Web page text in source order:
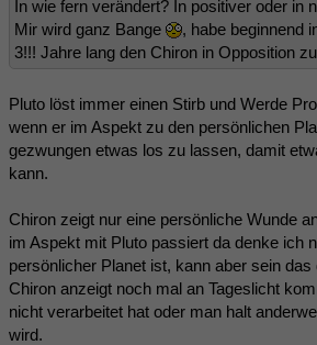
In wie fern verändert? In positiver oder in
Mir wird ganz Bange
, habe beginnend
3!!! Jahre lang den Chiron in Opposition
Pluto löst immer einen Stirb und Werde
wenn er im Aspekt zu den persönlichen
gezwungen etwas los zu lassen, damit
kann.
Chiron zeigt nur eine persönliche Wunde
im Aspekt mit Pluto passiert da denke ich
persönlicher Planet ist, kann aber sein das
Chiron anzeigt noch mal an Tageslicht
nicht verarbeitet hat oder man halt
wird.